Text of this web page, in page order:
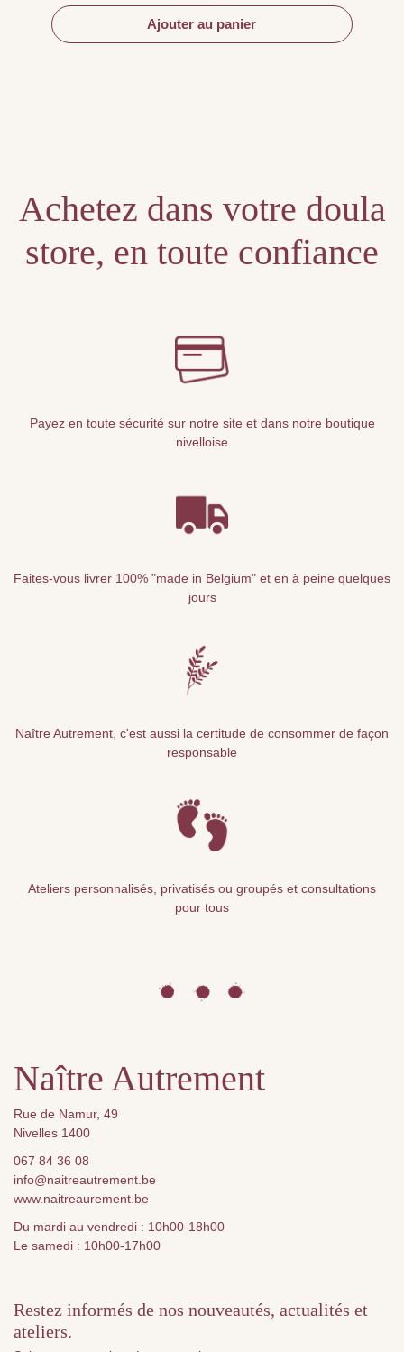
Ajouter au panier
Achetez dans votre doula
store, en toute confiance
Payez en toute sécurité sur notre site et dans notre boutique
nivelloise
Faites-vous livrer 100% "made in Belgium" et en à peine quelques
jours
Naître Autrement, c'est aussi la certitude de consommer de façon
responsable
Ateliers personnalisés, privatisés ou groupés et consultations
pour tous
Naître Autrement
Rue de Namur, 49
Nivelles 1400
067 84 36 08
info@naitreautrement.be
www.naitreaurement.be
Du mardi au vendredi : 10h00-18h00
Le samedi : 10h00-17h00
Restez informés de nos nouveautés, actualités et
ateliers.